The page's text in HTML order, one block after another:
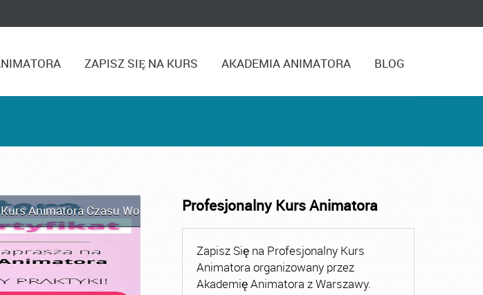
ZAPISZ SIĘ NA KURS AKADEMIA ANIMATORA BLOG
Kurs Animatora Czasu Wolnego Kurs Animatora Czasu Wolnego Warszawa
Profesjonalny Kurs Animatora
Zapisz Się na Profesjonalny Kurs
Animatora organizowany przez
Akademię Animatora z Warszawy.